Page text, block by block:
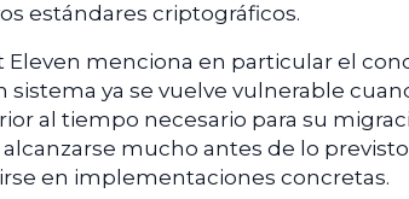
estándares criptográficos.
Eleven menciona en particular el
sistema ya se vuelve vulnerable
al tiempo necesario para su
mucho antes de lo
en implementaciones concretas.